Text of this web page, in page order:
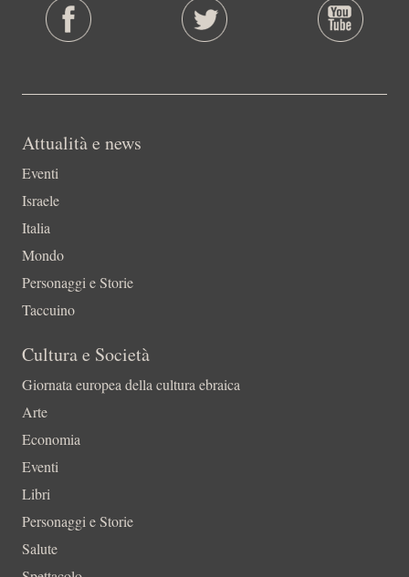
Attualità e news
Eventi
Israele
Italia
Mondo
Personaggi e Storie
Taccuino
Cultura e Società
Giornata europea della cultura ebraica
Arte
Economia
Eventi
Libri
Personaggi e Storie
Salute